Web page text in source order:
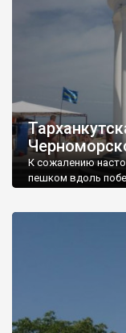
К сожалению
пешком вдоль